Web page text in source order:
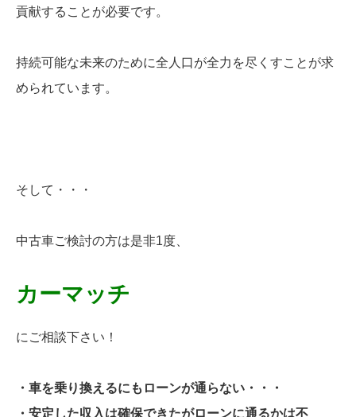
貢献することが必要です。
持続可能な未来のために全人口が全力を尽くすことが求
められています。
そして・・・
中古車ご検討の方は是非1度、
カーマッチ
にご相談下さい！
・車を乗り換えるにもローンが通らない・・・
・安定した収入は確保できたがローンに通るかは不